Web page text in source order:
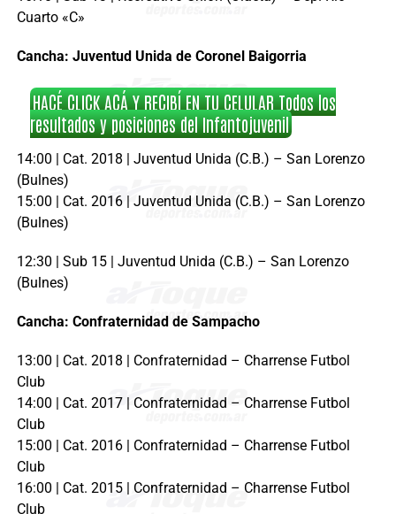
Cuarto «C»
Cancha: Juventud Unida de Coronel Baigorria
HACÉ CLICK ACÁ Y RECIBÍ EN TU CELULAR Todos los
resultados y posiciones del Infantojuvenil
14:00 | Cat. 2018 | Juventud Unida (C.B.) – San Lorenzo
(Bulnes)
15:00 | Cat. 2016 | Juventud Unida (C.B.) – San Lorenzo
(Bulnes)
12:30 | Sub 15 | Juventud Unida (C.B.) – San Lorenzo
(Bulnes)
Cancha: Confraternidad de Sampacho
13:00 | Cat. 2018 | Confraternidad – Charrense Futbol
Club
14:00 | Cat. 2017 | Confraternidad – Charrense Futbol
Club
15:00 | Cat. 2016 | Confraternidad – Charrense Futbol
Club
16:00 | Cat. 2015 | Confraternidad – Charrense Futbol
Club